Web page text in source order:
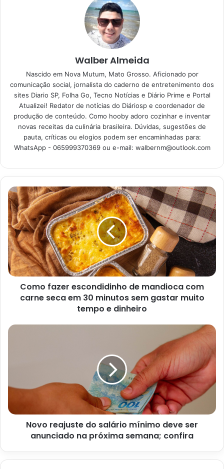
16/06/2023
Parmegiana de Frango: a escolha
certa para um almoço ou jantar
15/06/2023
Ingredientes para fazer
salada de frango com molho
de iogurte grego
1/2 colher de chá de sal
1/4 colher de chá de pimenta-do-reino
4 xícaras de folhas de alface
1/2 xícara de tomates-cereja cortados ao meio
1/4 xícara de cebola roxa fatiada
1/4 xícara de queijo feta esfarelado
Molho de iogurte:
1 colher de sopa de suco de limão
1 colher de chá de mel
Sal e pimenta-do-reino a gosto
Walber Almeida
Nascido em Nova Mutum, Mato Grosso. Aficionado por
comunicação social, jornalista do caderno de entretenimento dos
sites Diario SP, Folha Go, Tecno Notícias e Diário Prime e Portal
Atualizei! Redator de notícias do Diáriosp e coordenador de
produção de conteúdo. Como hooby adoro cozinhar e inventar
novas receitas da culinária brasileira. Dúvidas, sugestões de
pauta, críticas ou elogios podem ser encaminhadas para:
WhatsApp - 065999370369 ou e-mail: walbernm@outlook.com
Como fazer escondidinho de mandioca com
carne seca em 30 minutos sem gastar muito
tempo e dinheiro
Novo reajuste do salário mínimo deve ser
anunciado na próxima semana; confira